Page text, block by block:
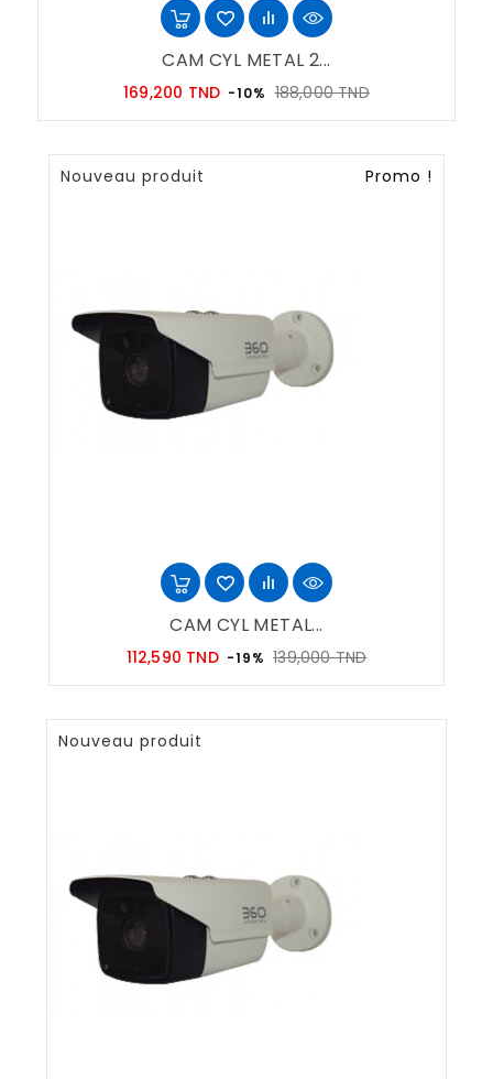
CAM CYL METAL 2...
169,200 TND Prix
-10% 188,000 TNDPrix
Promo !
Nouveau produit
CAM CYL METAL...
112,590 TND Prix
-19% 139,000 TNDPrix
Nouveau produit